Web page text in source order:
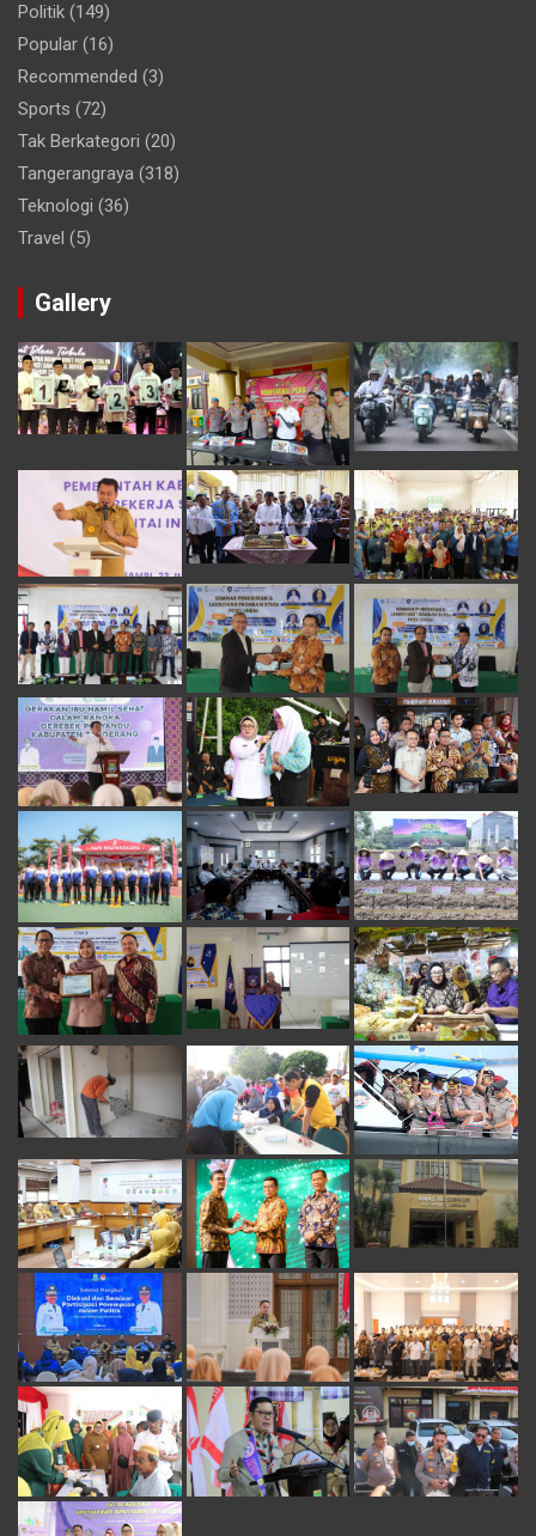
Politik (149)
Popular (16)
Recommended (3)
Sports (72)
Tak Berkategori (20)
Tangerangraya (318)
Teknologi (36)
Travel (5)
Gallery